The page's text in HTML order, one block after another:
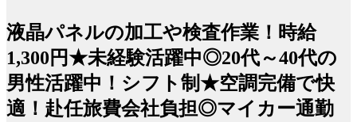
液晶パネルの加工や検査作業！時給
1,300円★未経験活躍中◎20代～40代の
男性活躍中！シフト制★空調完備で快
適！赴任旅費会社負担◎マイカー通勤